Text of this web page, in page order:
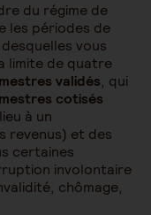
du régime de
les périodes de
vous
limite de quatre
validés, qui
cotisés
à un
revenus) et des
certaines
involontaire
chômage,